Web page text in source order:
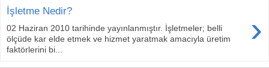
İşletme Nedir? ›
02 Haziran 2010 tarihinde yayınlanmıştır. İşletmeler; belli
ölçüde kar elde etmek ve hizmet yaratmak amacıyla üretim
faktörlerini bi...